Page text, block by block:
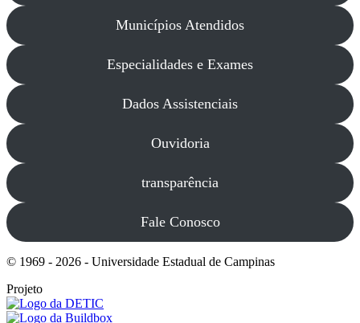
Municípios Atendidos
Especialidades e Exames
Dados Assistenciais
Ouvidoria
transparência
Fale Conosco
© 1969 - 2026 - Universidade Estadual de Campinas
Projeto